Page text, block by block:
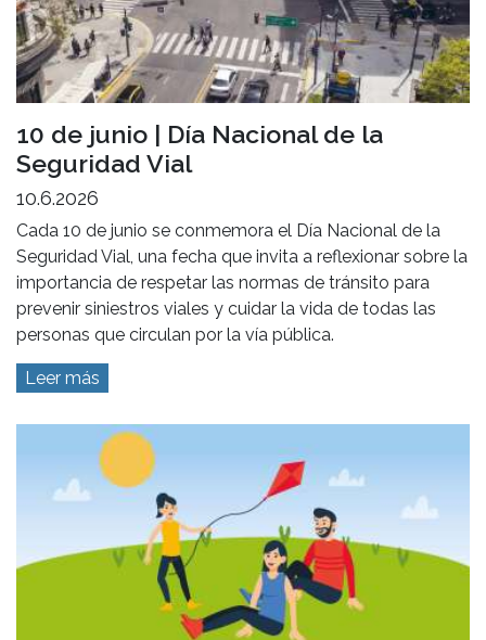
10 de junio | Día Nacional de la
Seguridad Vial
10.6.2026
Cada 10 de junio se conmemora el Día Nacional de la
Seguridad Vial, una fecha que invita a reflexionar sobre la
importancia de respetar las normas de tránsito para
prevenir siniestros viales y cuidar la vida de todas las
personas que circulan por la vía pública.
Leer más